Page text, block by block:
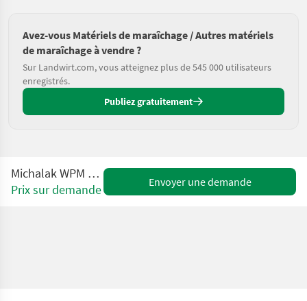
Avez-vous Matériels de maraîchage / Autres matériels
de maraîchage à vendre ?
Sur Landwirt.com, vous atteignez plus de 545 000 utilisateurs
enregistrés.
Publiez gratuitement
Michalak WPM 50 2T Waage
Prix sur demande
Envoyer une demande